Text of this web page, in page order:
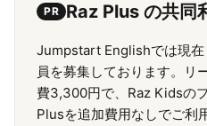
PR Raz Plus の共同
Jumpstart Englishでは現在
員を募集しております。リ
費3,300円で、Raz Kidsの
Plusを追加費用なしでご利